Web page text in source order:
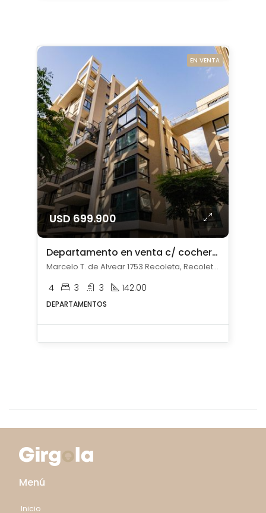
EN VENTA
USD 699.900
Departamento en venta c/ cochera en Recoleta
Marcelo T. de Alvear 1753 Recoleta, Recoleta, Capital Federal
4 3 3 142.00
DEPARTAMENTOS
Menú
Inicio